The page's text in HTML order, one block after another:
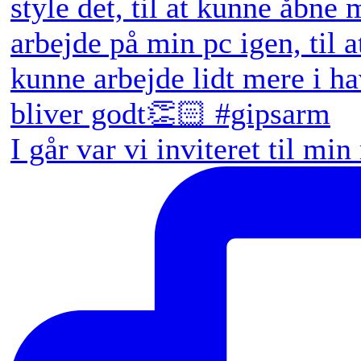
I går var vi inviteret til min